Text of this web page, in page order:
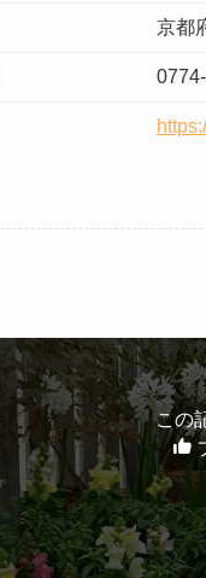
京都
この